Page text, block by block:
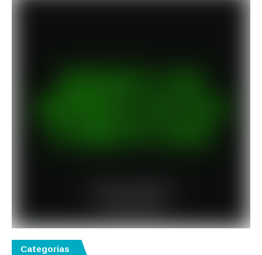
Categorias